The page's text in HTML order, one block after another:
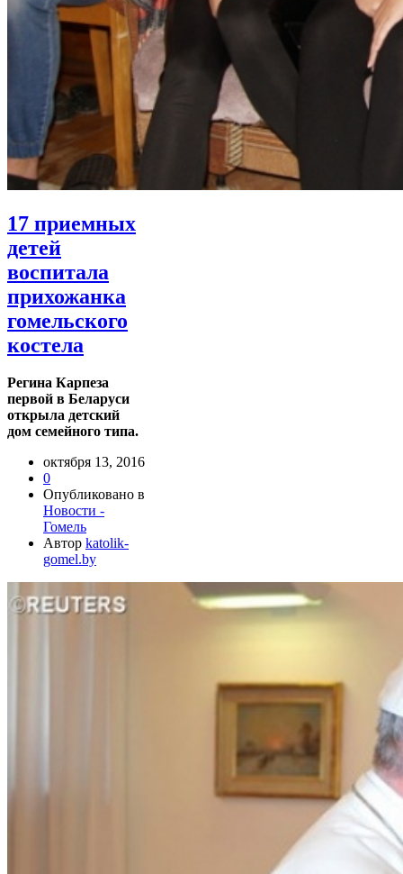
17 приемных
детей
воспитала
прихожанка
гомельского
костела
Регина Карпеза
первой в Беларуси
открыла детский
дом семейного типа.
октября 13, 2016
0
Опубликовано в
Новости -
Гомель
Автор katolik-
gomel.by